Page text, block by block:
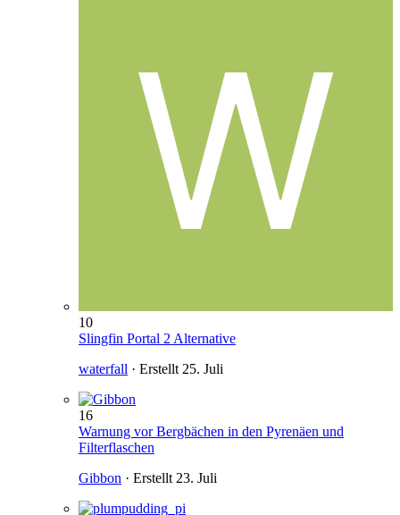
10
Slingfin Portal 2 Alternative
waterfall · Erstellt 25. Juli
16
Warnung vor Bergbächen in den Pyrenäen und
Filterflaschen
Gibbon · Erstellt 23. Juli